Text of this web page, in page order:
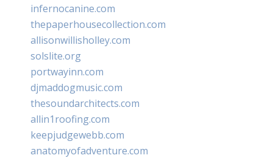
infernocanine.com
thepaperhousecollection.com
allisonwillisholley.com
solslite.org
portwayinn.com
djmaddogmusic.com
thesoundarchitects.com
allin1roofing.com
keepjudgewebb.com
anatomyofadventure.com